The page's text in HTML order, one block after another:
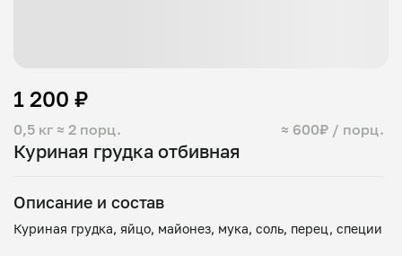
Куриная грудка отбивная
0,5 кг ≈ 2 порц. ≈ 600₽ / порц.
1 200 ₽
Описание и состав